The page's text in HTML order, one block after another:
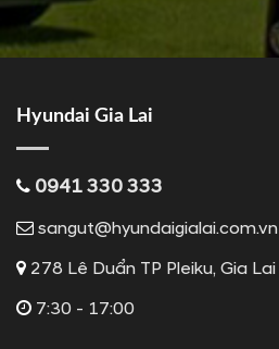
Hyundai Gia Lai
0941 330 333
sangut@hyundaigialai.com.vn
278 Lê Duẩn TP Pleiku, Gia Lai
7:30 - 17:00